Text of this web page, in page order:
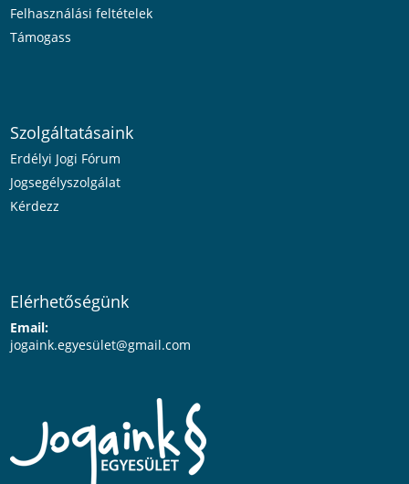
Felhasználási feltételek
Támogass
Szolgáltatásaink
Erdélyi Jogi Fórum
Jogsegélyszolgálat
Kérdezz
Elérhetőségünk
Email:
jogaink.egyesület@gmail.com